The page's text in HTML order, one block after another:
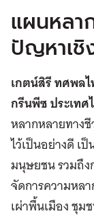
แผนหลา
ปัญหาเ
เกตน์สิรี ทศพล
กรีนพีซ ประเทศ
หลากหลายทาง
ไว้เป็นอย่างดี เ
มนุษยชน รวมถึง
จัดการความหล
เผ่าพื้นเมือง ชุ